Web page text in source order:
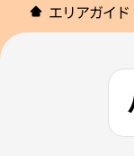
エリアガイド